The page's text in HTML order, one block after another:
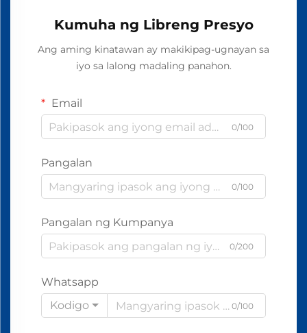
Kumuha ng Libreng Presyo
Ang aming kinatawan ay makikipag-ugnayan sa
iyo sa lalong madaling panahon.
Email
0/100
Pangalan
0/100
Pangalan ng Kumpanya
0/200
Whatsapp
Kodigo
0/100